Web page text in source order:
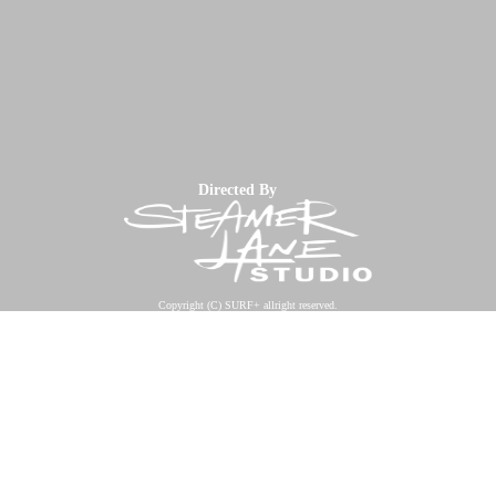
Directed By
Copyright (C) SURF+ allright reserved.